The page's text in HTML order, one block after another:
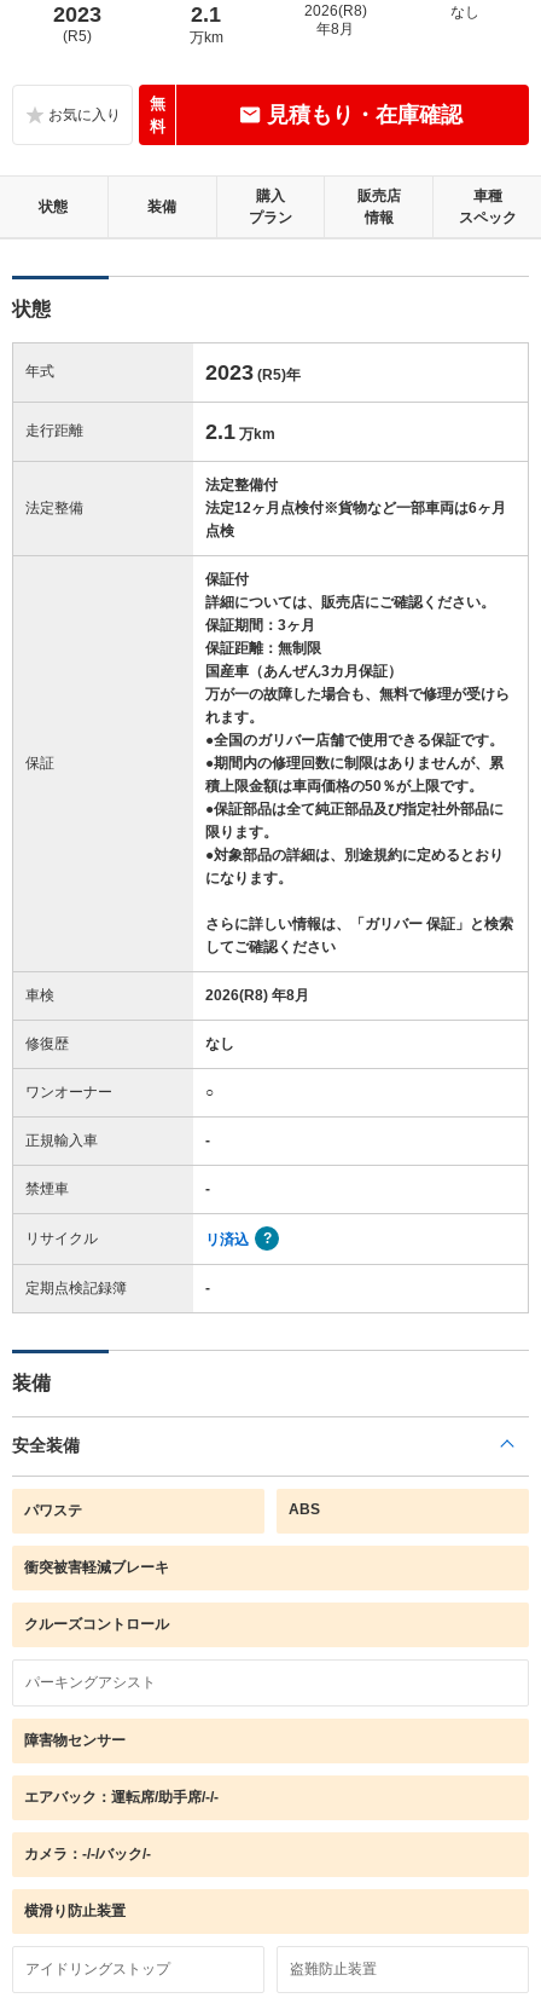
2023
(R5)
2.1
万km
2026(R8)
年8月
なし
無
料
見積もり・在庫確認
状態 装備
購入
プラン
販売店
情報
車種
スペック
状態
年式 2023 (R5)年
走行距離 2.1 万km
法定整備
法定整備付
法定12ヶ月点検付※貨物など一部車両は6ヶ月
点検
保証
保証付
詳細については、販売店にご確認ください。
保証期間：3ヶ月
保証距離：無制限
国産車（あんぜん3カ月保証）
万が一の故障した場合も、無料で修理が受けら
れます。
●全国のガリバー店舗で使用できる保証です。
●期間内の修理回数に制限はありませんが、累
積上限金額は車両価格の50％が上限です。
●保証部品は全て純正部品及び指定社外部品に
限ります。
●対象部品の詳細は、別途規約に定めるとおり
になります。
さらに詳しい情報は、「ガリバー 保証」と検索
してご確認ください
車検 2026(R8) 年8月
修復歴 なし
ワンオーナー ○
正規輸入車 -
禁煙車 -
リサイクル リ済込
定期点検記録簿 -
装備
安全装備
パワステ ABS
衝突被害軽減ブレーキ
クルーズコントロール
パーキングアシスト
障害物センサー
エアバック：運転席/助手席/-/-
カメラ：-/-/バック/-
横滑り防止装置
アイドリングストップ 盗難防止装置